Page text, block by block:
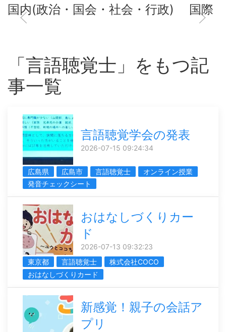
国内(政治・国会・社会・行政) 国際
「言語聴覚士」をもつ記
事一覧
言語聴覚学会の発表
2026-07-15 09:24:34
広島県 広島市 言語聴覚士
オンライン授業
発音チェックシート
おはなしづくりカー
ド
2026-07-13 09:32:23
東京都
言語聴覚士
株式会社COCO
おはなしづくりカード
新感覚！親子の会話ア
プリ